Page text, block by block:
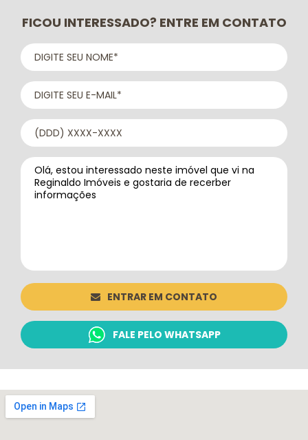
FICOU INTERESSADO? ENTRE EM CONTATO
ENTRAR EM CONTATO
FALE PELO WHATSAPP